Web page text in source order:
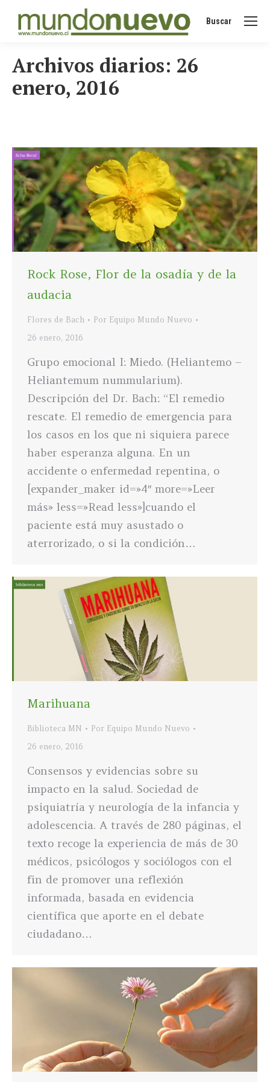
Buscar:
Buscar
Archivos diarios: 26
enero, 2016
Rock Rose, Flor de la osadía y de la
audacia
Flores de Bach Por Equipo Mundo Nuevo
26 enero, 2016
Grupo emocional I: Miedo. (Heliantemo –
Heliantemum nummularium).
Descripción del Dr. Bach: “El remedio
rescate. El remedio de emergencia para
los casos en los que ni siquiera parece
haber esperanza alguna. En un
accidente o enfermedad repentina, o
[expander_maker id=»4″ more=»Leer
más» less=»Read less»]cuando el
paciente está muy asustado o
aterrorizado, o si la condición…
Marihuana
Biblioteca MN Por Equipo Mundo Nuevo
26 enero, 2016
Consensos y evidencias sobre su
impacto en la salud. Sociedad de
psiquiatría y neurología de la infancia y
adolescencia. A través de 280 páginas, el
texto recoge la experiencia de más de 30
médicos, psicólogos y sociólogos con el
fin de promover una reflexión
informada, basada en evidencia
científica que aporte en el debate
ciudadano…